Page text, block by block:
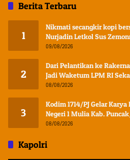
Berita Terbaru
1
Nikmati secangkir kopi
Nurjadin Letkol Sus
09/08/2026
2
Dari Pelantikan ke
Jadi Waketum LPM RI
08/08/2026
3
Kodim 1714/PJ Gelar
Negeri 1 Mulia Kab. Puncak
08/08/2026
Kapolri